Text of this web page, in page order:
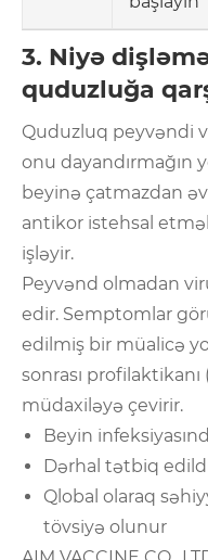
3. Niyə
quduzluğa
Quduzluq peyvəndi
onu dayandırmağın
beyinə çatmazdan
antikor istehsal
işləyir.
Peyvənd olmadan
edir. Semptomlar
edilmiş bir müalicə
sonrası
müdaxiləyə çevirir.
Beyin
Dərhal tətbiq
Qlobal olaraq
tövsiyə olunur